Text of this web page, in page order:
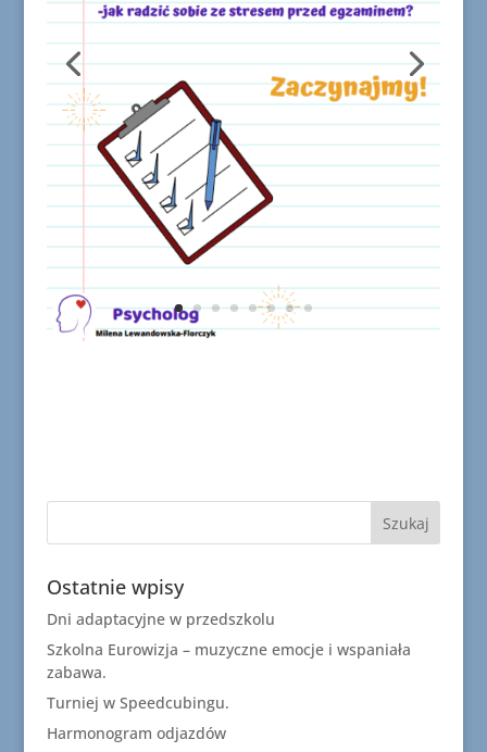
Ostatnie wpisy
Dni adaptacyjne w przedszkolu
Szkolna Eurowizja – muzyczne emocje i wspaniała
zabawa.
Turniej w Speedcubingu.
Harmonogram odjazdów